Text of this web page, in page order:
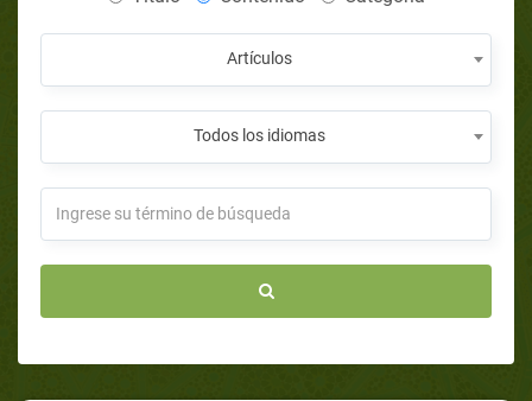
Artículos
Todos los idiomas